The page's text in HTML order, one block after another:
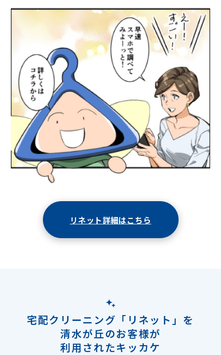
リネット詳細はこちら
宅配クリーニング「リネット」を
清水が丘のお客様が
利用されたキッカケ